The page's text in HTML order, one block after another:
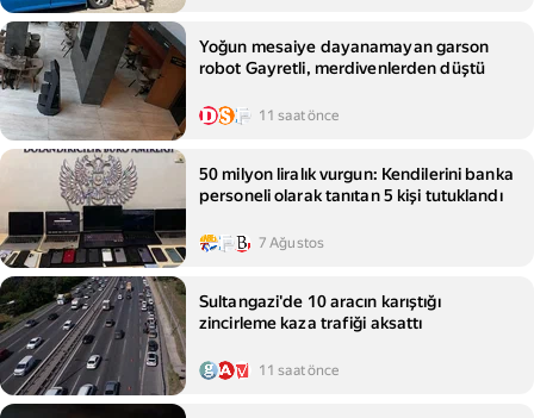
Yoğun mesaiye dayanamayan garson
robot Gayretli, merdivenlerden düştü
11 saat önce
50 milyon liralık vurgun: Kendilerini banka
personeli olarak tanıtan 5 kişi tutuklandı
7 Ağustos
Sultangazi'de 10 aracın karıştığı
zincirleme kaza trafiği aksattı
11 saat önce